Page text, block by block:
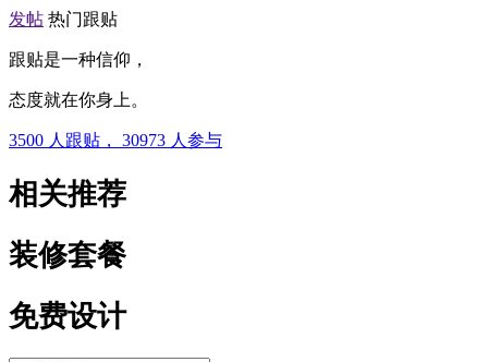
发帖 热门跟贴
跟贴是一种信仰，
态度就在你身上。
3500 人跟贴， 30973 人参与
相关推荐
装修套餐
免费设计